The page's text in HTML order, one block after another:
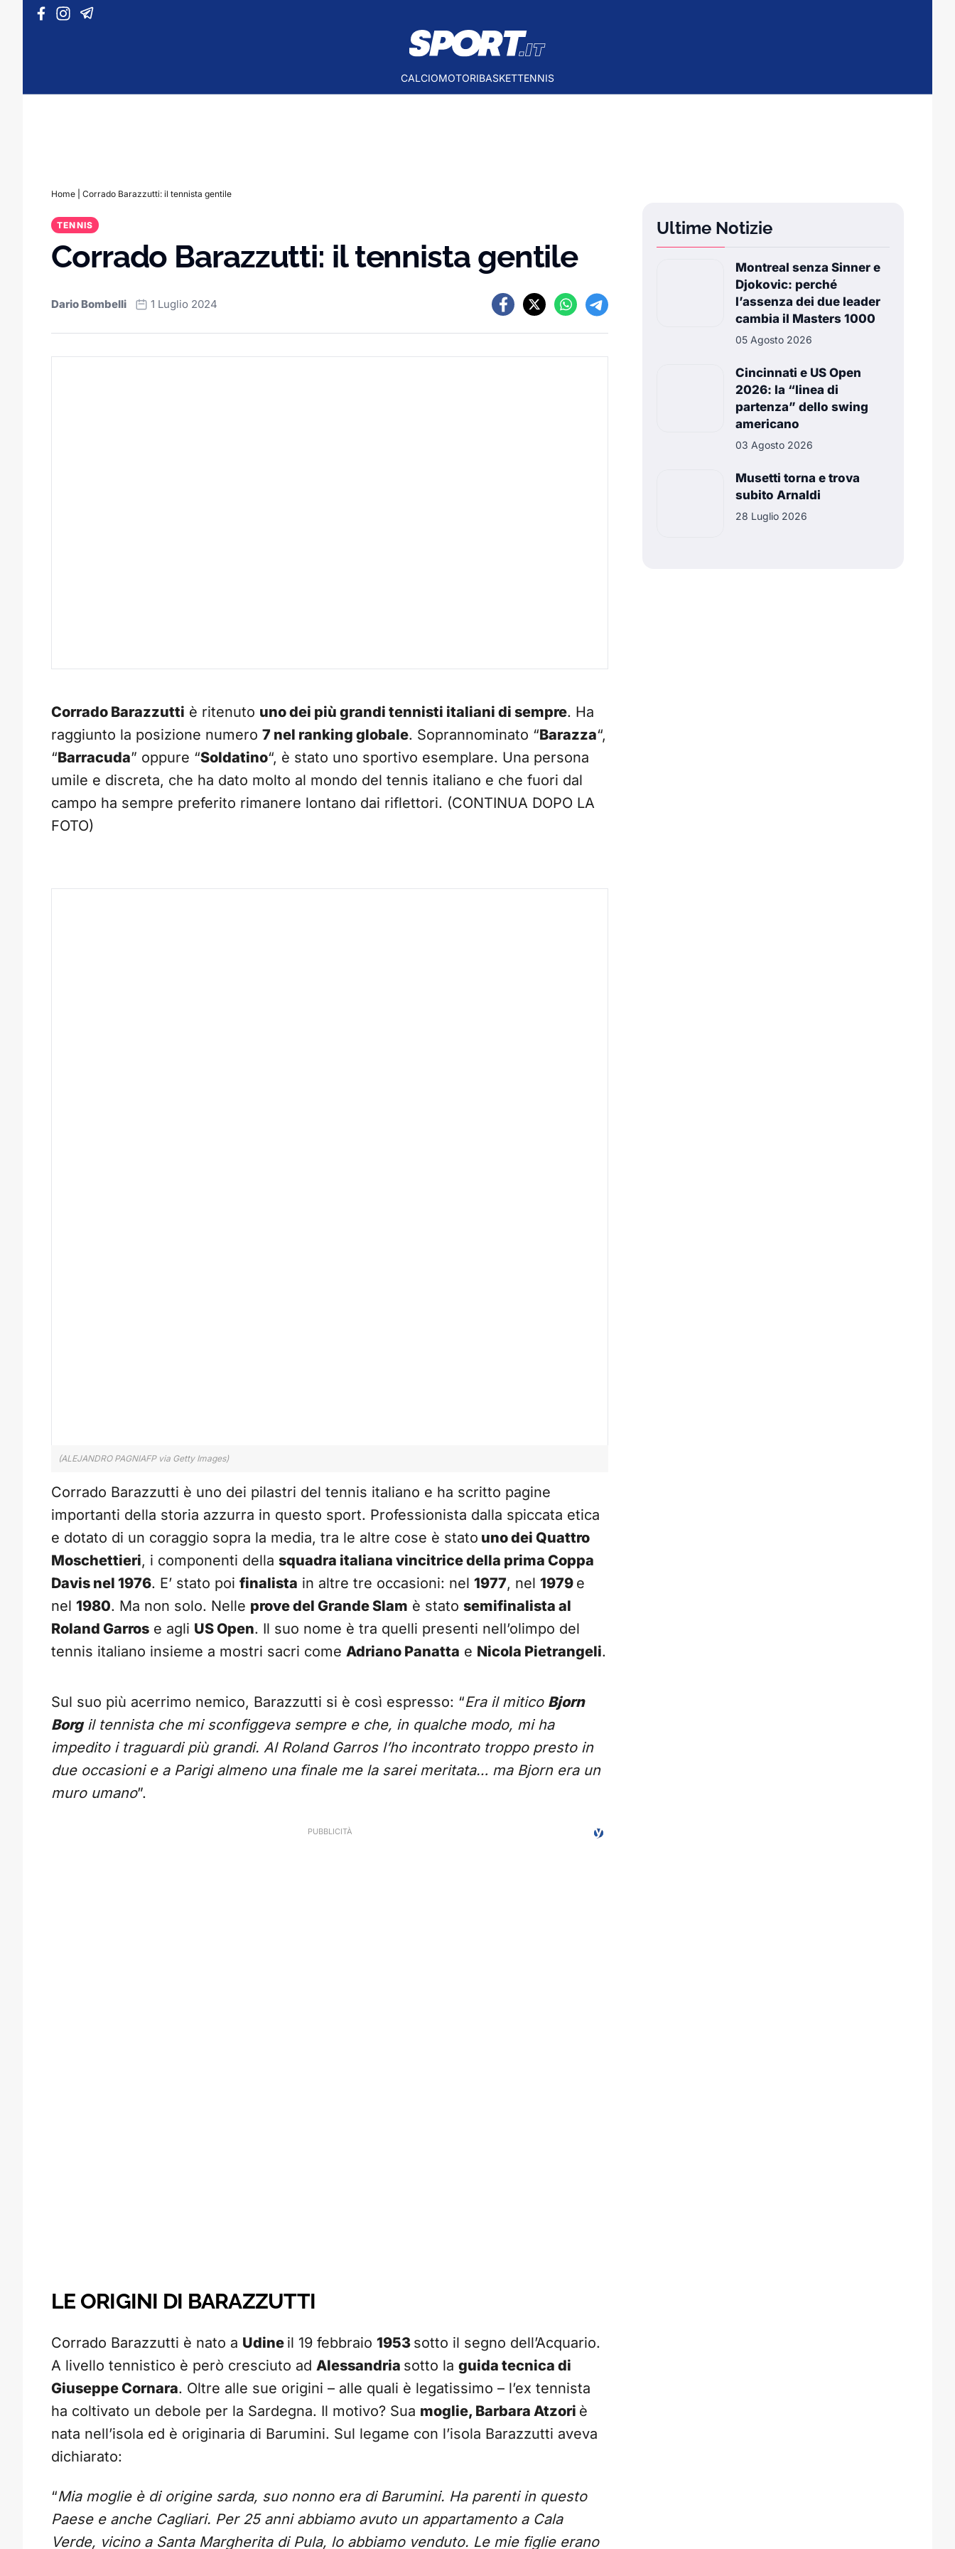
Vai al contenuto
CALCIOMOTORIBASKETTENNIS
Home Corrado Barazzutti: il tennista gentile
TENNIS
Corrado Barazzutti: il tennista gentile
Dario Bombelli 1 Luglio 2024
Corrado Barazzutti è ritenuto uno dei più grandi tennisti italiani di sempre. Ha
raggiunto la posizione numero 7 nel ranking globale. Soprannominato “Barazza“,
“Barracuda” oppure “Soldatino“, è stato uno sportivo esemplare. Una persona
umile e discreta, che ha dato molto al mondo del tennis italiano e che fuori dal
campo ha sempre preferito rimanere lontano dai riflettori. (CONTINUA DOPO LA
FOTO)
(ALEJANDRO PAGNIAFP via Getty Images)
Corrado Barazzutti è uno dei pilastri del tennis italiano e ha scritto pagine
importanti della storia azzurra in questo sport. Professionista dalla spiccata etica
e dotato di un coraggio sopra la media, tra le altre cose è stato uno dei Quattro
Moschettieri, i componenti della squadra italiana vincitrice della prima Coppa
Davis nel 1976. E’ stato poi finalista in altre tre occasioni: nel 1977, nel 1979 e
nel 1980. Ma non solo. Nelle prove del Grande Slam è stato semifinalista al
Roland Garros e agli US Open. Il suo nome è tra quelli presenti nell’olimpo del
tennis italiano insieme a mostri sacri come Adriano Panatta e Nicola Pietrangeli.
Sul suo più acerrimo nemico, Barazzutti si è così espresso: “Era il mitico Bjorn
Borgil tennista che mi sconfiggeva sempre e che, in qualche modo, mi ha
impedito i traguardi più grandi. Al Roland Garros l’ho incontrato troppo presto in
due occasioni e a Parigi almeno una finale me la sarei meritata… ma Bjorn era un
muro umano”.
LE ORIGINI DI BARAZZUTTI
Corrado Barazzutti è nato a Udine il 19 febbraio 1953 sotto il segno dell’Acquario.
A livello tennistico è però cresciuto ad Alessandria sotto la guida tecnica di
Giuseppe Cornara. Oltre alle sue origini – alle quali è legatissimo – l’ex tennista
ha coltivato un debole per la Sardegna. Il motivo? Sua moglie, Barbara Atzori è
nata nell’isola ed è originaria di Barumini. Sul legame con l’isola Barazzutti aveva
dichiarato:
“Mia moglie è di origine sarda, suo nonno era di Barumini. Ha parenti in questo
Paese e anche Cagliari. Per 25 anni abbiamo avuto un appartamento a Cala
Verde, vicino a Santa Margherita di Pula, lo abbiamo venduto. Le mie figlie erano
Ultime Notizie
Montreal senza Sinner e
Djokovic: perché
l’assenza dei due leader
cambia il Masters 1000
05 Agosto 2026
Cincinnati e US Open
2026: la “linea di
partenza” dello swing
americano
03 Agosto 2026
Musetti torna e trova
subito Arnaldi
28 Luglio 2026